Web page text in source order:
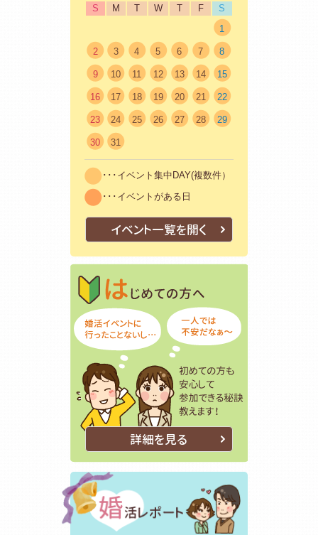
S
M T W T F
S
1
2 3 4 5 6 7 8
9 10 11 12 13 14 15
16 17 18 19 20 21 22
23 24 25 26 27 28 29
30 31
･･･イベント集中DAY(複数件）
･･･イベントがある日
イベント一覧を開く
はじめての方
詳細を見る